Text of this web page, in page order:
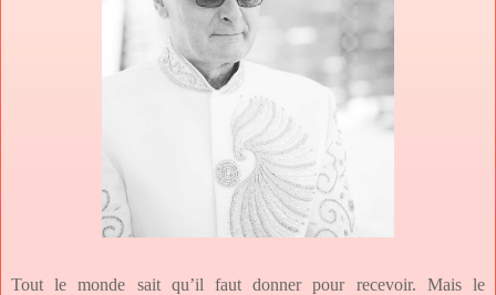
Tout le monde sait qu’il faut donner pour recevoir. Mais le